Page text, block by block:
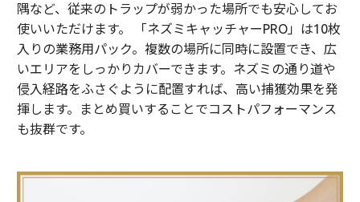
隅など、従来のトラップが弱かった場所でも安心してお
使いいただけます。 「ネズミキャッチャーPRO」は10枚
入りの業務用パック。複数の場所に同時に設置でき、広
いエリアをしっかりカバーできます。ネズミの通り道や
侵入経路をふさぐように配置すれば、高い捕獲効果を発
揮します。まとめ買いすることでコストパフォーマンス
も抜群です。